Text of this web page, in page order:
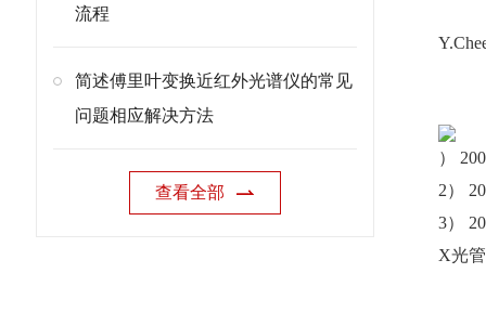
流程
简述傅里叶变换近红外光谱仪的常见
问题相应解决方法
查看全部
）
2）
3）
X光